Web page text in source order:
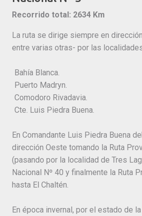
Recorrido total: 2634 Km
La ruta se dirige siempre en
entre varias otras- por las
Bahía Blanca.
Puerto Madryn.
Comodoro Rivadavia.
Cte. Luis Piedra Buena.
En Comandante Luis Piedra Buena
dirección Oeste tomando la Ruta
(pasando por la localidad de Tres
Nacional Nº 40 y finalmente la Ruta
hasta El Chaltén.
En época invernal, por el estado de